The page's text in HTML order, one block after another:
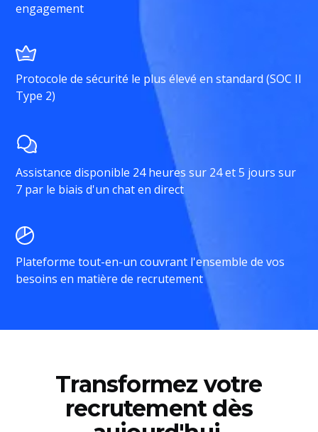
engagement
Protocole de sécurité le plus élevé en standard (SOC II
Type 2)
Assistance disponible 24 heures sur 24 et 5 jours sur
7 par le biais d'un chat en direct
Plateforme tout-en-un couvrant l'ensemble de vos
besoins en matière de recrutement
Transformez votre
recrutement dès